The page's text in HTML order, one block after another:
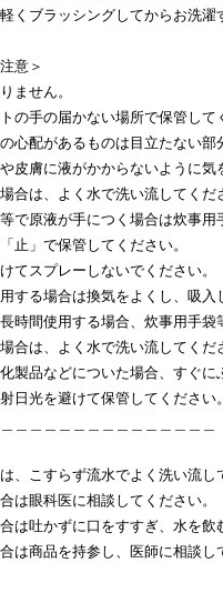
くブラッシングしてからお洗濯
意＞
ません。
の手の届かない場所で保管して
心配があるものは目立たない部
皮膚に液がかからないように気
合は、よく水で洗い流してくだ
で原液が手につく場合は炊事用
止」で保管してください。
てスプレーしないでください。
する場合は換気をよくし、吸入
時間使用する場合、炊事用手袋
合は、よく水で洗い流してくだ
製品などについた場合、すぐに
日光を避けて保管してください。
、こすらず流水でよく洗い流し
は眼科医に相談してください。
は吐かずに口をすすぎ、水を飲
は商品を持参し、医師に相談